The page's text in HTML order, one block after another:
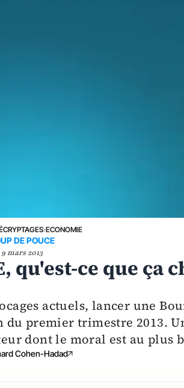
›ECONOMIE
DE POUCE
9 mars 2013
qu'est-ce que ça
actuels, lancer une
du premier trimestre 2013.
dont le moral est au plus
Cohen-Hadad